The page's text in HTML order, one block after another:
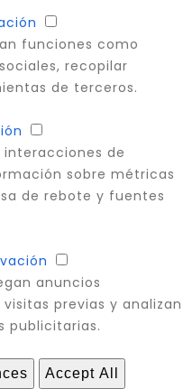
funciones como
recopilar
de terceros.
de
sobre métricas
de rebote y fuentes
anuncios
previas y analizan
publicitarias.
Accept All